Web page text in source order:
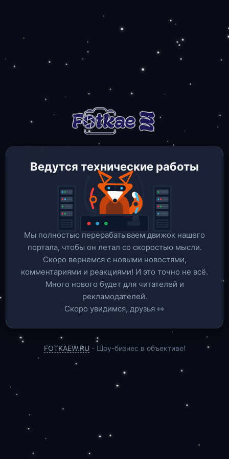
Ведутся технические работы
Мы полностью перерабатываем движок нашего
портала, чтобы он летал со скоростью мысли.
Скоро вернемся c новыми новостями,
комментариями и реакциями! И это точно не всё.
Много нового будет для читателей и
рекламодателей.
Скоро увидимся, друзья 👀
FOTKAEW.RU - Шоу-бизнес в объективе!